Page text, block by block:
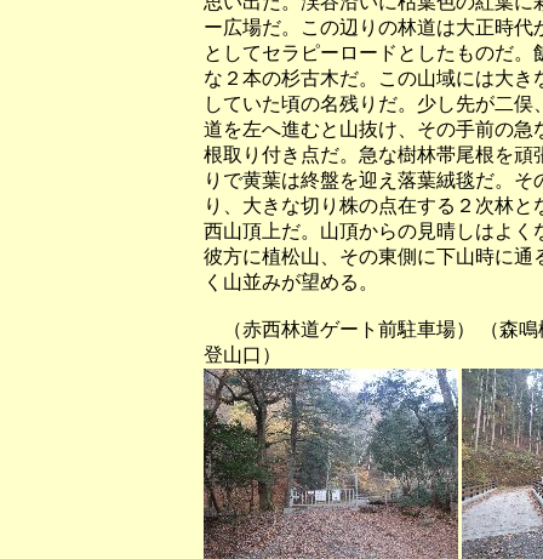
ー広場だ。この辺りの林道は大正時
としてセラピーロードとしたものだ
な２本の杉古木だ。この山域には大
していた頃の名残りだ。少し先が二
道を左へ進むと山抜け、その手前の
根取り付き点だ。急な樹林帯尾根を
りで黄葉は終盤を迎え落葉絨毯だ。
り、大きな切り株の点在する２次林
西山頂上だ。山頂からの見晴しはよ
彼方に植松山、その東側に下山時に
く山並みが望める。
（赤西林道ゲート前駐車場） （森
登山口）